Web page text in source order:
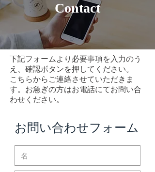
​Contact
お問い合わせフォーム
下記フォームより必要事項を入力のう
え、確認ボタンを押してください。
こちらからご連絡させていただきま
す。お急ぎの方はお電話にてお問い合
わせください。